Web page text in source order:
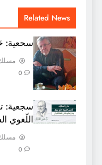
Related News
سحعية:
0
سجعية:
اللّغوي
0